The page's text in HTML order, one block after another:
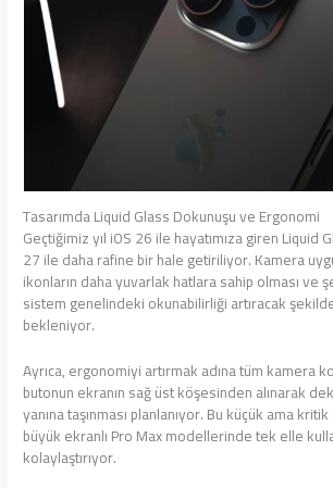
Tasarımda Liquid Glass Dokunuşu ve Ergonomi
Geçtiğimiz yıl iOS 26 ile hayatımıza giren Liquid
27 ile daha rafine bir hale getiriliyor. Kamera
ikonların daha yuvarlak hatlara sahip olması ve
sistem genelindeki okunabilirliği artıracak
bekleniyor.
Ayrıca, ergonomiyi artırmak adına tüm kamera
butonun ekranın sağ üst köşesinden alınarak
yanına taşınması planlanıyor. Bu küçük ama
büyük ekranlı Pro Max modellerinde tek elle
kolaylaştırıyor.